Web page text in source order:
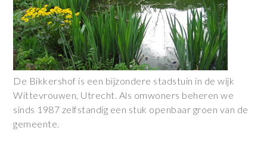
De Bikkershof is een bijzondere stadstuin in de wijk
Wittevrouwen, Utrecht. Als omwoners beheren we
sinds 1987 zelfstandig een stuk openbaar groen van de
gemeente.